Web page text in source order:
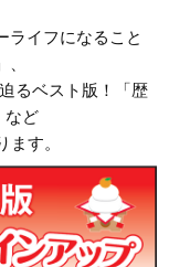
ライフになること
るベスト版！「歴
など
す。